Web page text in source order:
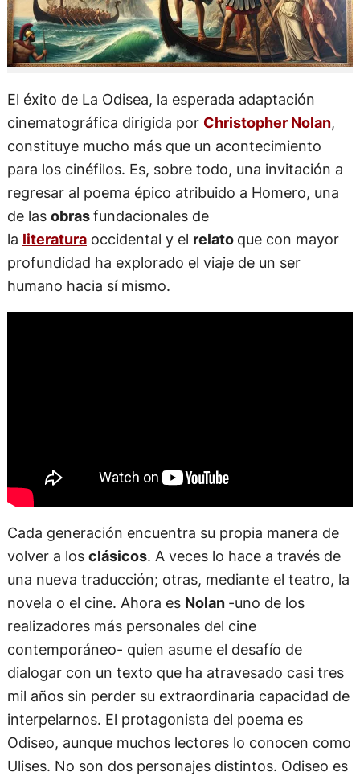
El éxito de La Odisea, la esperada adaptación
cinematográfica dirigida por Christopher Nolan,
constituye mucho más que un acontecimiento
para los cinéfilos. Es, sobre todo, una invitación a
regresar al poema épico atribuido a Homero, una
de las obrasfundacionales de
la literaturaoccidental y el relato que con mayor
profundidad ha explorado el viaje de un ser
humano hacia sí mismo.
Cada generación encuentra su propia manera de
volver a los clásicos. A veces lo hace a través de
una nueva traducción; otras, mediante el teatro, la
novela o el cine. Ahora es Nolan -uno de los
realizadores más personales del cine
contemporáneo- quien asume el desafío de
dialogar con un texto que ha atravesado casi tres
mil años sin perder su extraordinaria capacidad de
interpelarnos. El protagonista del poema es
Odiseo, aunque muchos lectores lo conocen como
Ulises. No son dos personajes distintos. Odiseo es